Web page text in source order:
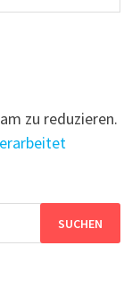
zu reduzieren.